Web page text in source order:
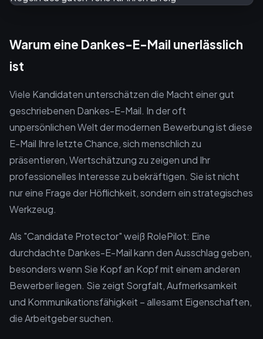
Warum eine Dankes-E-Mail unerlässlich
ist
Viele Kandidaten unterschätzen die Macht einer gut
geschriebenen Dankes-E-Mail. In der oft
unpersönlichen Welt der modernen Bewerbung ist diese
E-Mail Ihre letzte Chance, sich menschlich zu
präsentieren, Wertschätzung zu zeigen und Ihr
professionelles Interesse zu bekräftigen. Sie ist nicht
nur eine Frage der Höflichkeit, sondern ein strategisches
Werkzeug.
Als "Candidate Protector" weiß RolePilot: Eine
durchdachte Dankes-E-Mail kann den Ausschlag geben,
besonders wenn Sie Kopf an Kopf mit einem anderen
Bewerber liegen. Sie zeigt Sorgfalt, Aufmerksamkeit
und Kommunikationsfähigkeit – allesamt Eigenschaften,
die Arbeitgeber suchen.